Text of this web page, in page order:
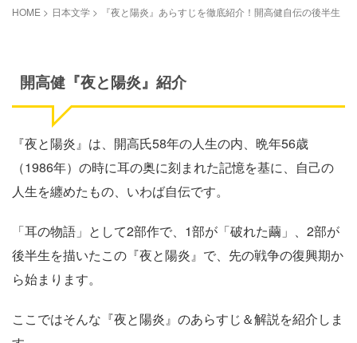
HOME > 日本文学 > 『夜と陽炎』あらすじを徹底紹介！開高健自伝の後半生
開高健『夜と陽炎』紹介
『夜と陽炎』は、開高氏58年の人生の内、晩年56歳
（1986年）の時に耳の奥に刻まれた記憶を基に、自己の
人生を纏めたもの、いわば自伝です。
「耳の物語」として2部作で、1部が「破れた繭」、2部が
後半生を描いたこの『夜と陽炎』で、先の戦争の復興期か
ら始まります。
ここではそんな『夜と陽炎』のあらすじ＆解説を紹介しま